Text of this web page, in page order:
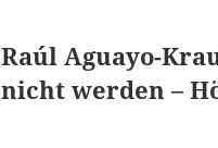
Raúl Aguayo-
nicht werden –